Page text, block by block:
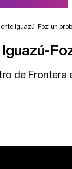
Iguazú-Foz: un
de